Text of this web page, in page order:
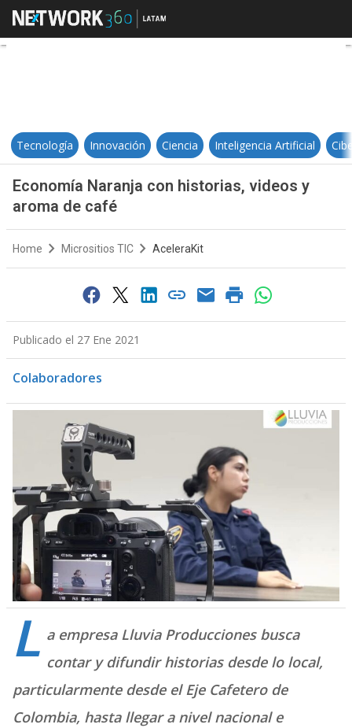
Economía Naranja con historias,
Tecnología Innovación Ciencia Inteligencia Artificial
Economía Naranja con historias, videos y
aroma de café
Home Micrositios TIC AceleraKit
Publicado el 27 Ene 2021
Colaboradores
L a empresa Lluvia Producciones busca
contar y difundir historias desde lo local,
particularmente desde el Eje Cafetero de
Colombia, hasta llegar a nivel nacional e